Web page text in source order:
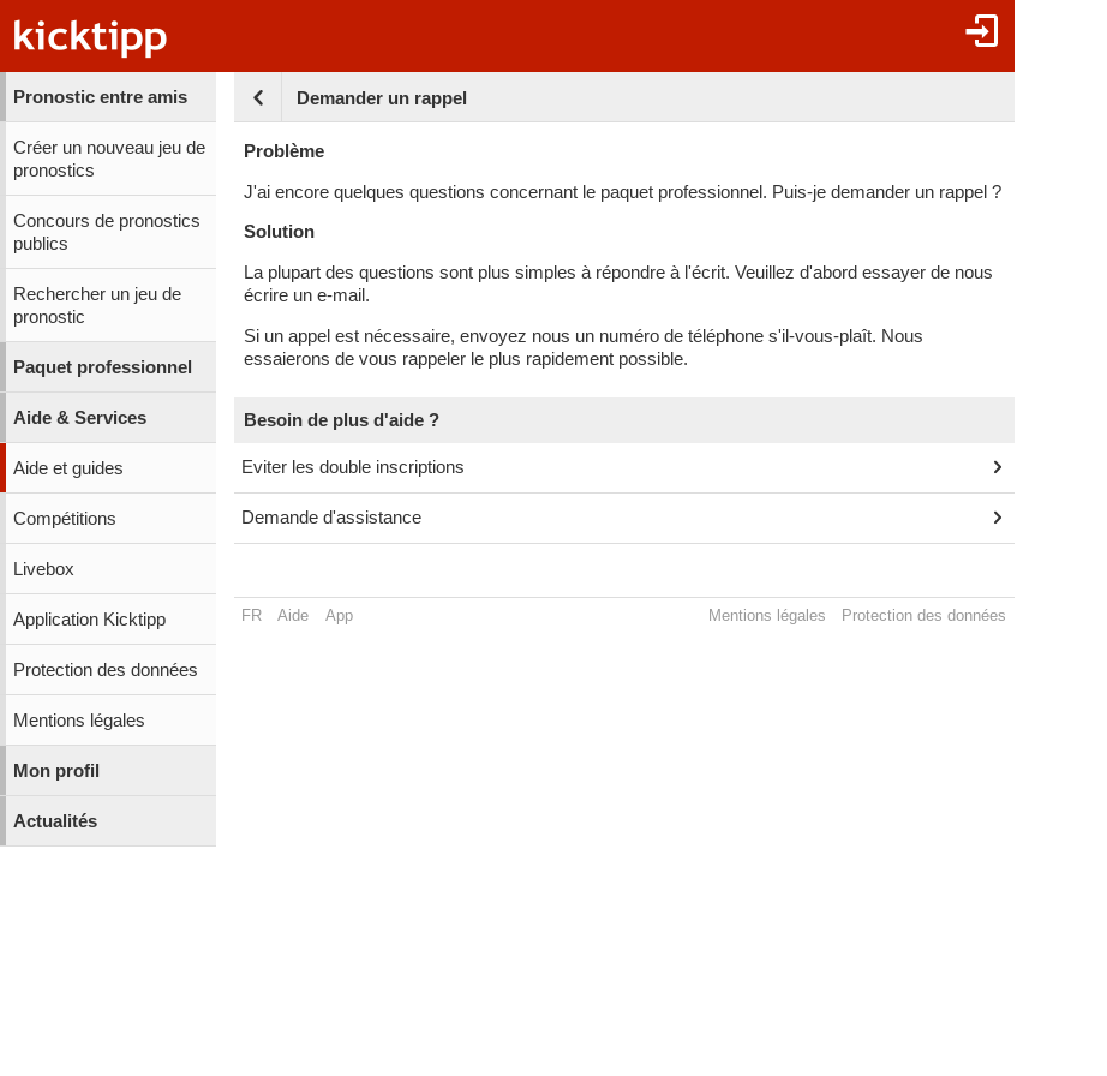
Pronostic entre amis
Créer un nouveau jeu de
pronostics
Concours de pronostics
publics
Rechercher un jeu de
pronostic
Paquet professionnel
Aide & Services
Aide et guides
Compétitions
Livebox
Application Kicktipp
Protection des données
Mentions légales
Mon profil
Actualités
Demander un rappel
Problème
J'ai encore quelques questions concernant le paquet professionnel. Puis-je demander un rappel ?
Solution
La plupart des questions sont plus simples à répondre à l'écrit. Veuillez d'abord essayer de nous
écrire un e-mail.
Si un appel est nécessaire, envoyez nous un numéro de téléphone s'il-vous-plaît. Nous
essaierons de vous rappeler le plus rapidement possible.
Besoin de plus d'aide ?
Eviter les double inscriptions
Demande d'assistance
FR Aide App Mentions légales Protection des données